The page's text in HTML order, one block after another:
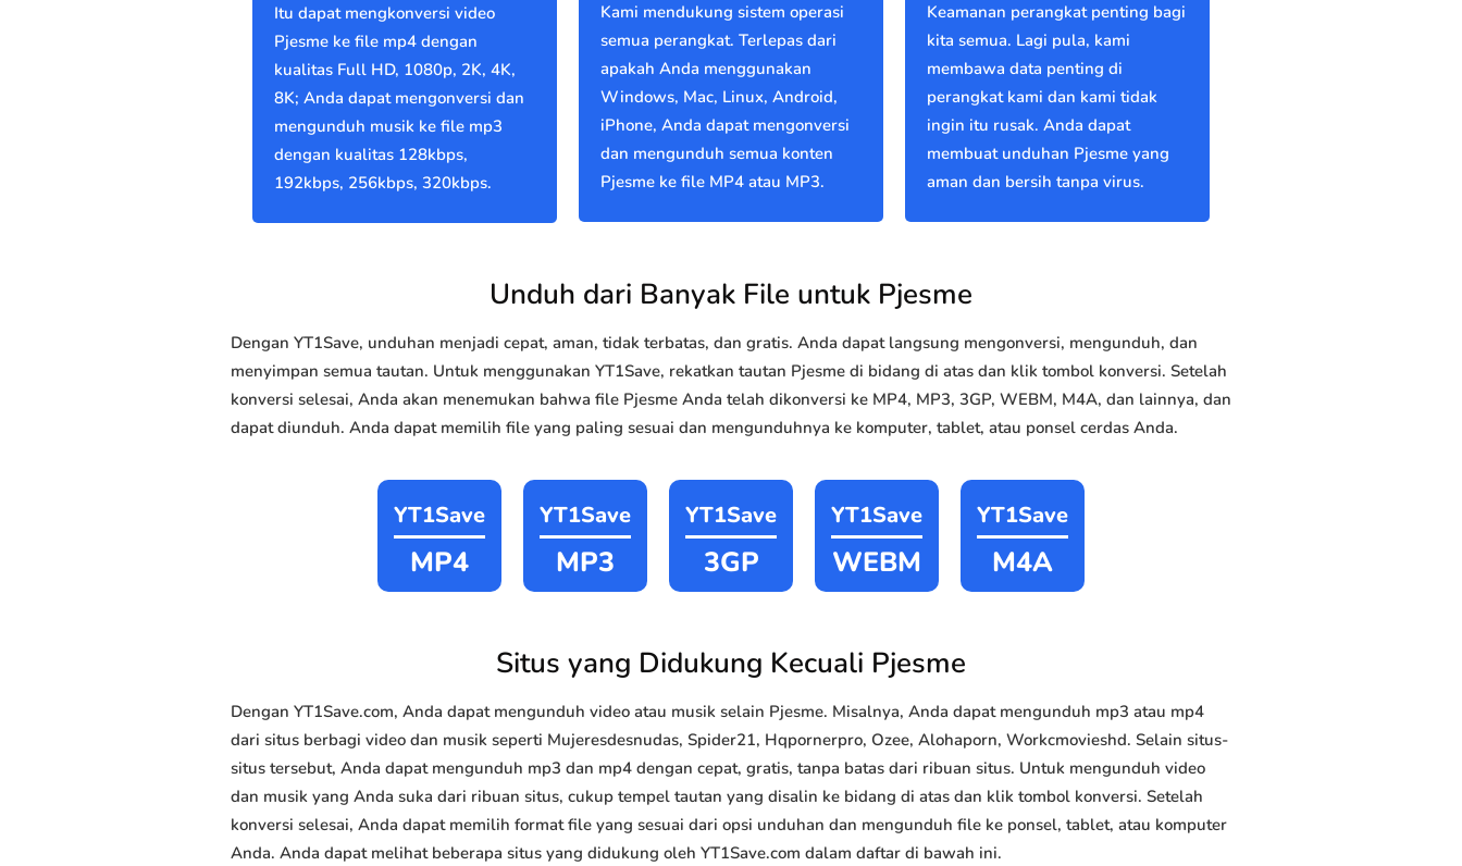
Itu dapat mengkonversi video
Pjesme ke file mp4 dengan
kualitas Full HD, 1080p, 2K, 4K,
8K; Anda dapat mengonversi dan
mengunduh musik ke file mp3
dengan kualitas 128kbps,
192kbps, 256kbps, 320kbps.
Kami mendukung sistem operasi
semua perangkat. Terlepas dari
apakah Anda menggunakan
Windows, Mac, Linux, Android,
iPhone, Anda dapat mengonversi
dan mengunduh semua konten
Pjesme ke file MP4 atau MP3.
Keamanan perangkat penting bagi
kita semua. Lagi pula, kami
membawa data penting di
perangkat kami dan kami tidak
ingin itu rusak. Anda dapat
membuat unduhan Pjesme yang
aman dan bersih tanpa virus.
Unduh dari Banyak File untuk Pjesme
Dengan YT1Save, unduhan menjadi cepat, aman, tidak terbatas, dan gratis. Anda dapat langsung mengonversi, mengunduh, dan
menyimpan semua tautan. Untuk menggunakan YT1Save, rekatkan tautan Pjesme di bidang di atas dan klik tombol konversi. Setelah
konversi selesai, Anda akan menemukan bahwa file Pjesme Anda telah dikonversi ke MP4, MP3, 3GP, WEBM, M4A, dan lainnya, dan
dapat diunduh. Anda dapat memilih file yang paling sesuai dan mengunduhnya ke komputer, tablet, atau ponsel cerdas Anda.
YT1Save
MP4
YT1Save
MP3
YT1Save
3GP
YT1Save
WEBM
YT1Save
M4A
Situs yang Didukung Kecuali Pjesme
Dengan YT1Save.com, Anda dapat mengunduh video atau musik selain Pjesme. Misalnya, Anda dapat mengunduh mp3 atau mp4
dari situs berbagi video dan musik seperti Mujeresdesnudas, Spider21, Hqpornerpro, Ozee, Alohaporn, Workcmovieshd. Selain situs-
situs tersebut, Anda dapat mengunduh mp3 dan mp4 dengan cepat, gratis, tanpa batas dari ribuan situs. Untuk mengunduh video
dan musik yang Anda suka dari ribuan situs, cukup tempel tautan yang disalin ke bidang di atas dan klik tombol konversi. Setelah
konversi selesai, Anda dapat memilih format file yang sesuai dari opsi unduhan dan mengunduh file ke ponsel, tablet, atau komputer
Anda. Anda dapat melihat beberapa situs yang didukung oleh YT1Save.com dalam daftar di bawah ini.